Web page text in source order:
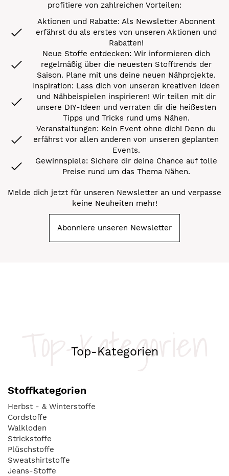
profitiere von zahlreichen Vorteilen:
Aktionen und Rabatte: Als Newsletter Abonnent
erfährst du als erstes von unseren Aktionen und
Rabatten!
Neue Stoffe entdecken: Wir informieren dich
regelmäßig über die neuesten Stofftrends der
Saison. Plane mit uns deine neuen Nähprojekte.
Inspiration: Lass dich von unseren kreativen Ideen
und Nähbeispielen inspirieren! Wir teilen mit dir
unsere DIY-Ideen und verraten dir die heißesten
Tipps und Tricks rund ums Nähen.
Veranstaltungen: Kein Event ohne dich! Denn du
erfährst vor allen anderen von unseren geplanten
Events.
Gewinnspiele: Sichere dir deine Chance auf tolle
Preise rund um das Thema Nähen.
Melde dich jetzt für unseren Newsletter an und verpasse
keine Neuheiten mehr!
Abonniere unseren Newsletter
Top-Kategorien
Top-Kategorien
Stoffkategorien
Herbst - & Winterstoffe
Cordstoffe
Walkloden
Strickstoffe
Plüschstoffe
Sweatshirtstoffe
Jeans-Stoffe